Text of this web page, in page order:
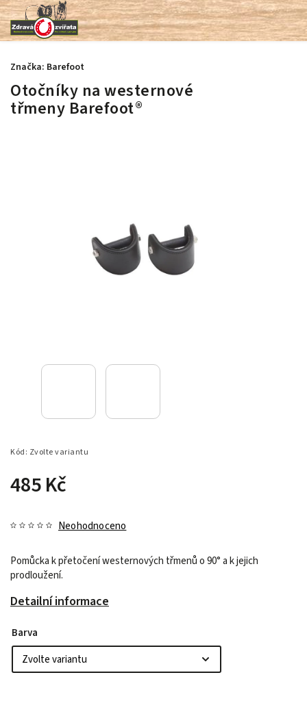
Otočníky na westernové
třmeny Barefoot®
Kód: Zvolte variantu
485 Kč
Neohodnoceno
Pomůcka k přetočení westernových třmenů o 90° a k jejich
prodloužení.
Detailní informace
Značka: Barefoot
Barva